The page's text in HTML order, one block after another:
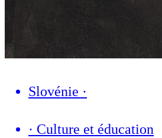
Slovénie ·
· Culture et éducation